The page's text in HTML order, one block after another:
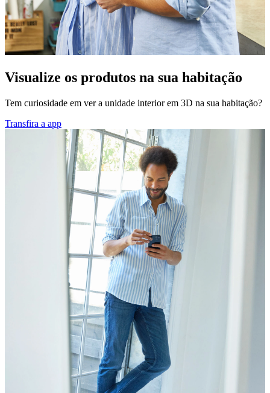
Visualize os produtos na sua habitação
Tem curiosidade em ver a unidade interior em 3D na sua habitação?
Transfira a app